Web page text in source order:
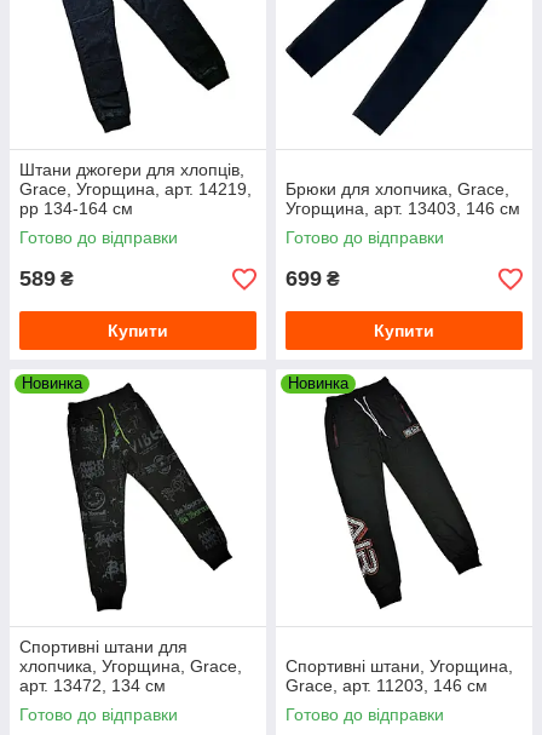
Штани джогери для хлопців,
Grace, Угорщина, арт. 14219,
рр 134-164 см
Готово до відправки
589 ₴
Купити
Брюки для хлопчика, Grace,
Угорщина, арт. 13403, 146 см
Готово до відправки
699 ₴
Купити
Новинка
Спортивні штани для
хлопчика, Угорщина, Grace,
арт. 13472, 134 см
Готово до відправки
Новинка
Спортивні штани, Угорщина,
Grace, арт. 11203, 146 см
Готово до відправки